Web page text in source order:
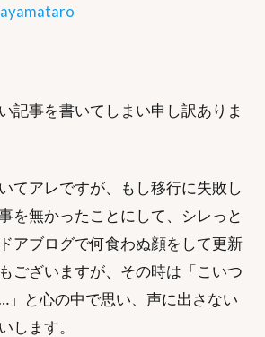
記事を書いてしまい申し訳ありま
てアレですが、もし移行に失敗し
を無かったことにして、シレっと
アブログで何食わぬ顔をして更新
ございますが、その時は「こいつ
」と心の中で思い、声に出さない
します。